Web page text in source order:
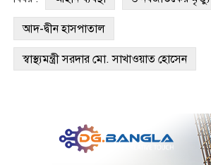
আদ-দ্বীন হাসপাতাল
স্বাস্থ্যমন্ত্রী সরদার মো. সাখাওয়াত হোসেন